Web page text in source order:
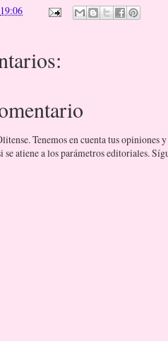
19:06
Tenemos en cuenta tus opiniones
atiene a los parámetros editoriales.